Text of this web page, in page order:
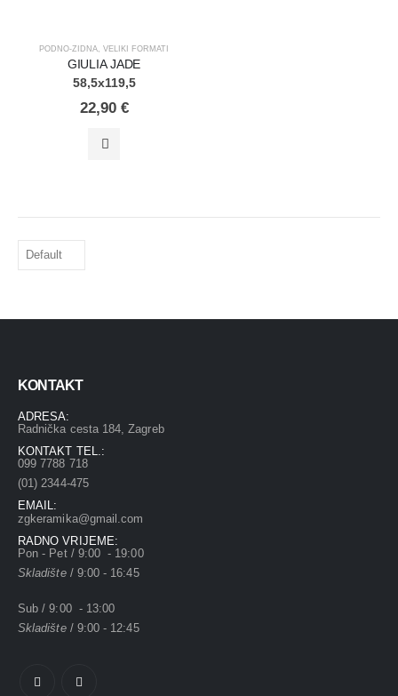
PODNO-ZIDNA, VELIKI FORMATI
GIULIA JADE
58,5x119,5
22,90 €
KONTAKT
ADRESA:
Radnička cesta 184, Zagreb
KONTAKT TEL.:
099 7788 718
(01) 2344-475
EMAIL:
zgkeramika@gmail.com
RADNO VRIJEME:
Pon - Pet / 9:00 - 19:00
Skladište/ 9:00 - 16:45
Sub / 9:00 - 13:00
Skladište/ 9:00 - 12:45